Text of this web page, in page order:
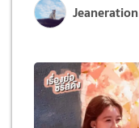
Jeaneration